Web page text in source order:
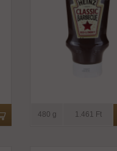
480 g 1.461 Ft